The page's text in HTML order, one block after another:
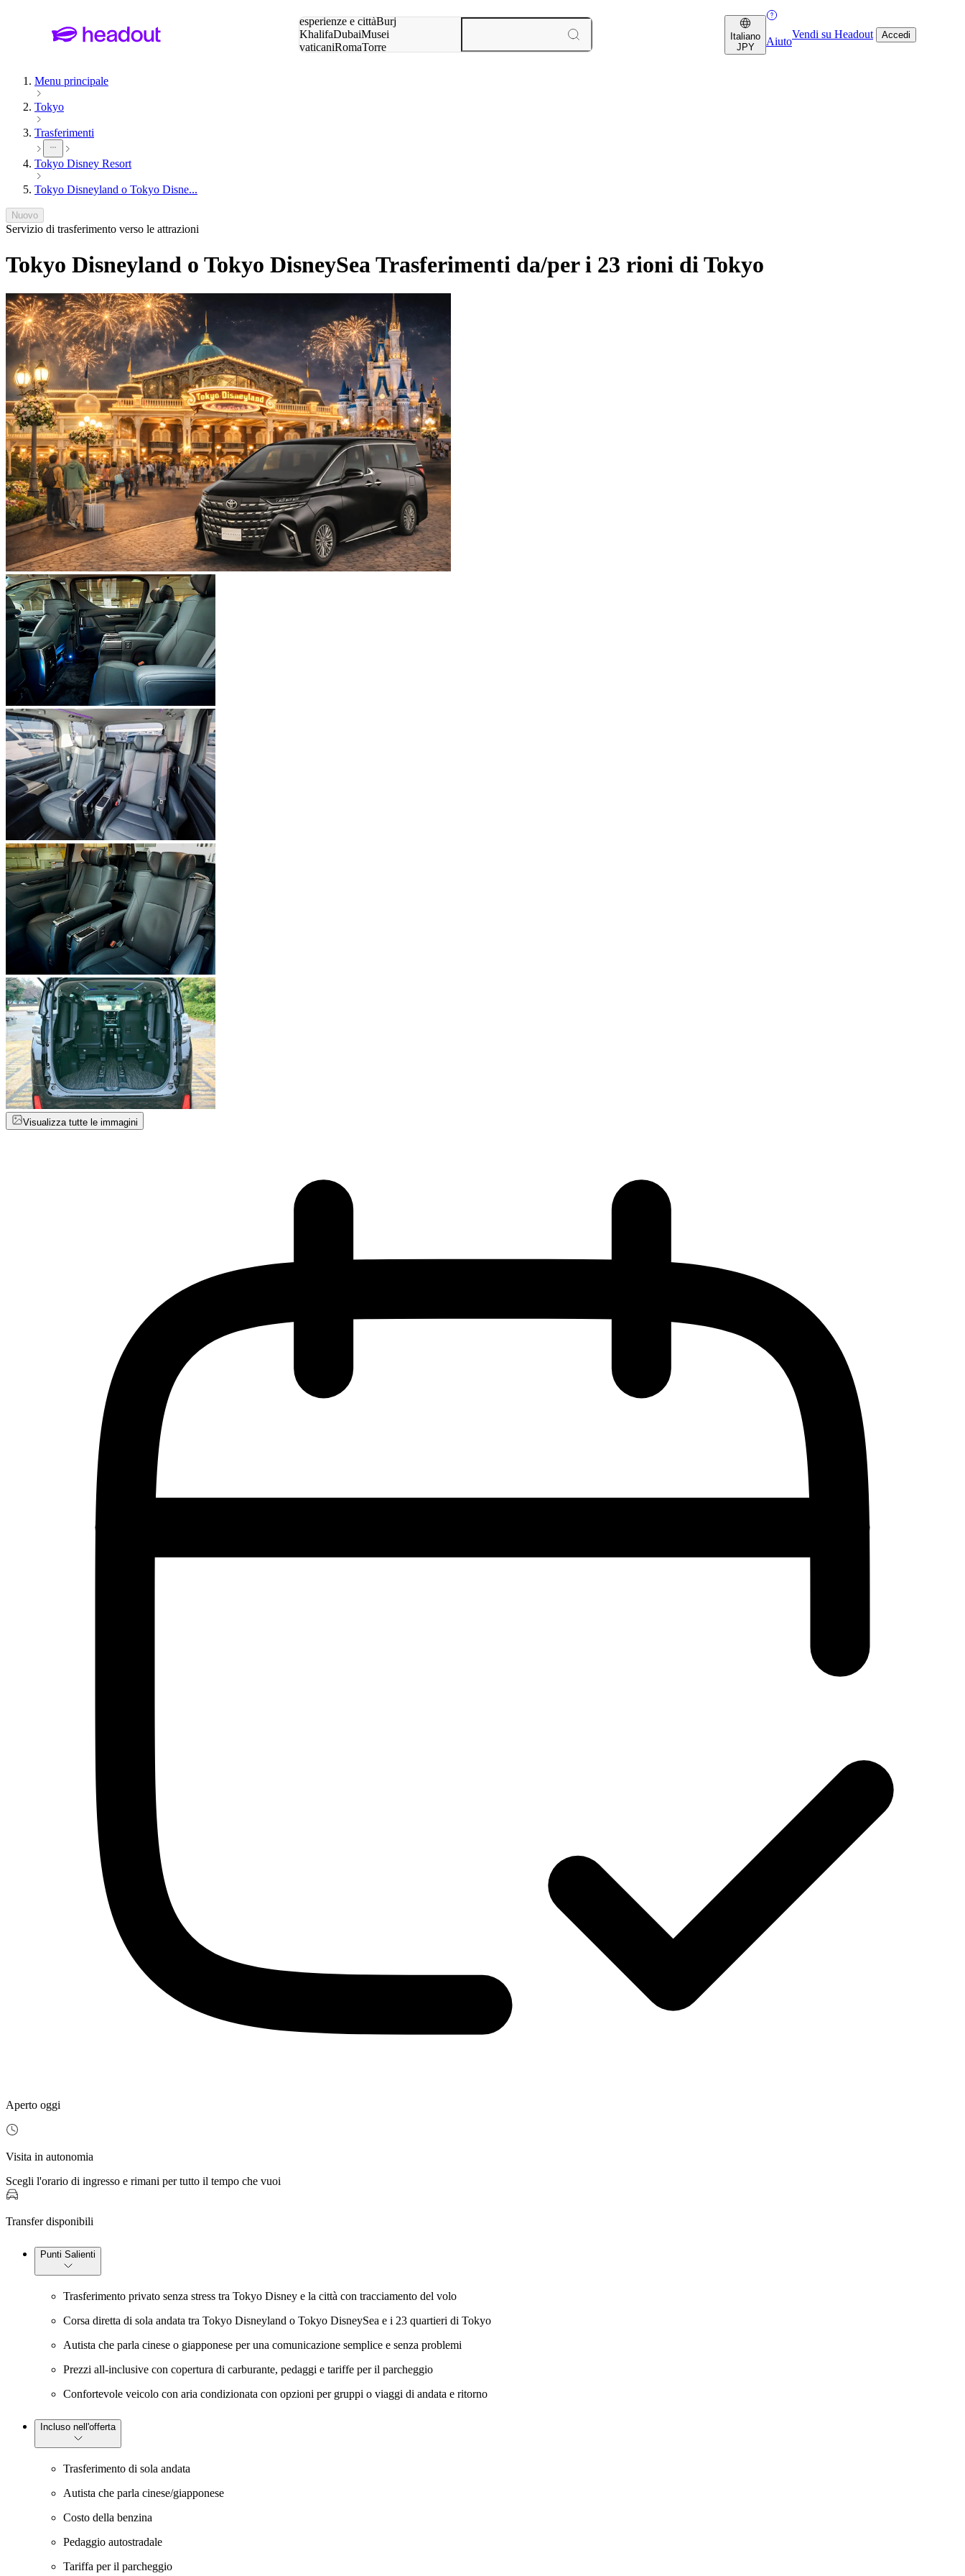
esperienze e cittàBurj
KhalifaDubaiMusei
vaticaniRomaTorre
Italiano
JPY
Aiuto
Vendi su Headout Accedi
Menu principale
Tokyo
Trasferimenti
Tokyo Disney Resort
Tokyo Disneyland o Tokyo Disne...
Nuovo
Servizio di trasferimento verso le attrazioni
Tokyo Disneyland o Tokyo DisneySea Trasferimenti da/per i 23 rioni di Tokyo
Visualizza tutte le immagini
Aperto oggi
Visita in autonomia
Scegli l'orario di ingresso e rimani per tutto il tempo che vuoi
Transfer disponibili
Punti Salienti
Trasferimento privato senza stress tra Tokyo Disney e la città con tracciamento del volo
Corsa diretta di sola andata tra Tokyo Disneyland o Tokyo DisneySea e i 23 quartieri di Tokyo
Autista che parla cinese o giapponese per una comunicazione semplice e senza problemi
Prezzi all-inclusive con copertura di carburante, pedaggi e tariffe per il parcheggio
Confortevole veicolo con aria condizionata con opzioni per gruppi o viaggi di andata e ritorno
Incluso nell'offerta
Trasferimento di sola andata
Autista che parla cinese/giapponese
Costo della benzina
Pedaggio autostradale
Tariffa per il parcheggio